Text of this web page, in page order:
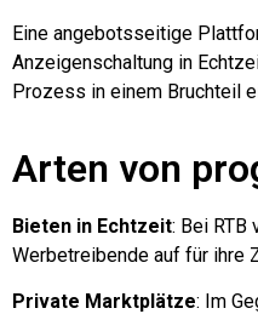
Eine angebotsseitige
Anzeigenschaltung in
Prozess in einem Bruchteil
Arten von
Bieten in Echtzeit: Bei
Werbetreibende auf für ihre
Private Marktplätze: Im